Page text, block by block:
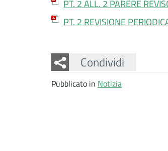
PT. 2 ALL. 2 PARERE
PT. 2 REVISIONE
Condividi
Facebook
Twitter
Whatsapp
Pubblicato in Notizia